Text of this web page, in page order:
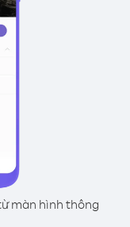
màn hình thông